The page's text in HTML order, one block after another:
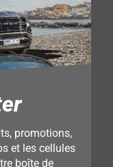
promotions,
et les cellules
boîte de